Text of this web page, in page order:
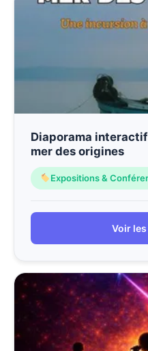
Diaporama
mer des origines
Expositions &
Voir